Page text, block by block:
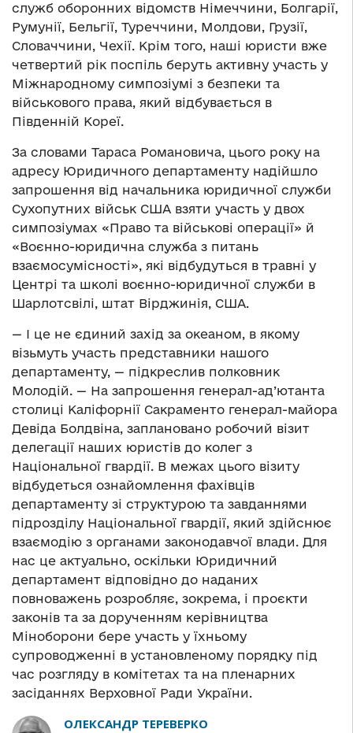
служб оборонних відомств Німеччини, Болгарії,
Румунії, Бельгії, Туреччини, Молдови, Грузії,
Словаччини, Чехії. Крім того, наші юристи вже
четвертий рік поспіль беруть активну участь у
Міжнародному симпозіумі з безпеки та
військового права, який відбувається в
Південній Кореї.
За словами Тараса Романовича, цього року на
адресу Юридичного департаменту надійшло
запрошення від начальника юридичної служби
Сухопутних військ США взяти участь у двох
симпозіумах «Право та військові операції» й
«Воєнно-юридична служба з питань
взаємосумісності», які відбудуться в травні у
Центрі та школі воєнно-юридичної служби в
Шарлотсвілі, штат Вірджинія, США.
— І це не єдиний захід за океаном, в якому
візьмуть участь представники нашого
департаменту, — підкреслив полковник
Молодій. — На запрошення генерал-ад’ютанта
столиці Каліфорнії Сакраменто генерал-майора
Девіда Болдвіна, заплановано робочий візит
делегації наших юристів до колег з
Національної гвардії. В межах цього візиту
відбудеться ознайомлення фахівців
департаменту зі структурою та завданнями
підрозділу Національної гвардії, який здійснює
взаємодію з органами законодавчої влади. Для
нас це актуально, оскільки Юридичний
департамент відповідно до наданих
повноважень розробляє, зокрема, і проєкти
законів та за дорученням керівництва
Міноборони бере участь у їхньому
супроводженні в установленому порядку під
час розгляду в комітетах та на пленарних
засіданнях Верховної Ради України.
ОЛЕКСАНДР ТЕРЕВЕРКО